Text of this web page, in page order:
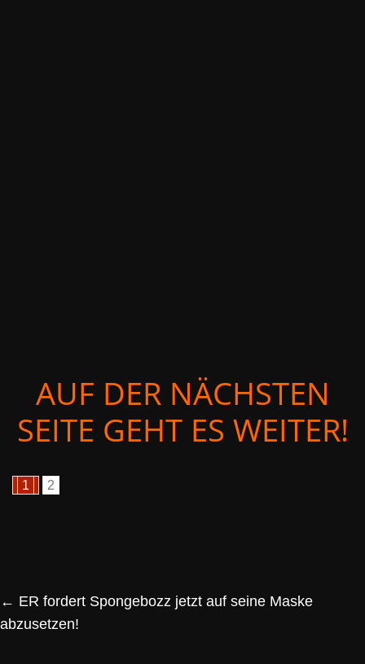
AUF DER NÄCHSTEN
SEITE GEHT ES WEITER!
1 2
← ER fordert Spongebozz jetzt auf seine Maske
abzusetzen!